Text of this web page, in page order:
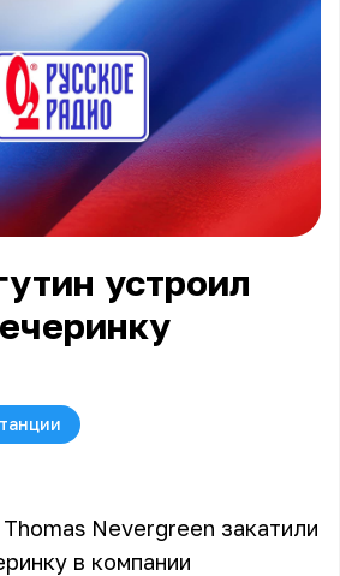
устроил
Nevergreen закатили
в компании